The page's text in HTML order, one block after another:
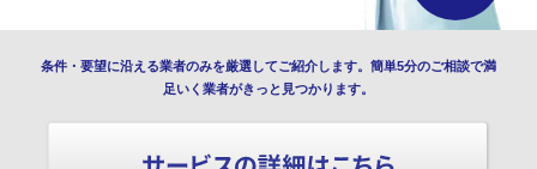
条件・要望に沿える業者のみを厳選してご紹介します。簡単5分のご相談で満
足いく業者がきっと見つかります。